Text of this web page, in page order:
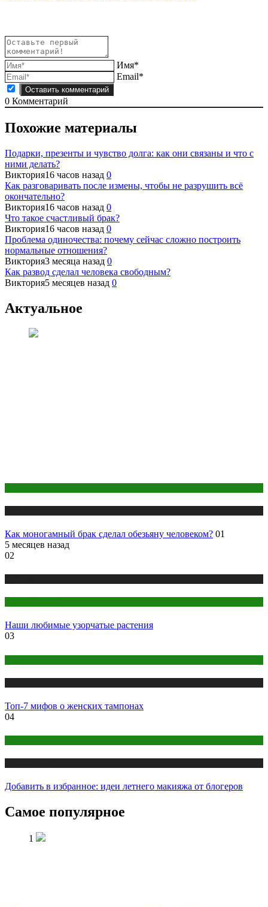
Имя*
Email*
0 Комментарий
Похожие материалы
Подарки, презенты и чувство долга: как они связаны и что с
ними делать?
Виктория16 часов назад 0
Как разговаривать после измены, чтобы не разрушить всё
окончательно?
Виктория16 часов назад 0
Что такое счастливый брак?
Виктория16 часов назад 0
Проблема одиночества: почему сейчас сложно построить
нормальные отношения?
Виктория3 месяца назад 0
Как развод сделал человека свободным?
Виктория5 месяцев назад 0
Актуальное
Как моногамный брак сделал обезьяну человеком? 01
5 месяцев назад
02
Наши любимые узорчатые растения
03
Топ-7 мифов о женских тампонах
04
Добавить в избранное: идеи летнего макияжа от блогеров
Самое популярное
1